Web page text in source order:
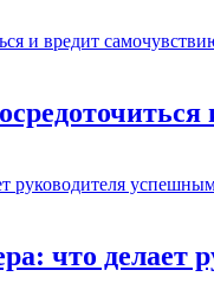
что делает